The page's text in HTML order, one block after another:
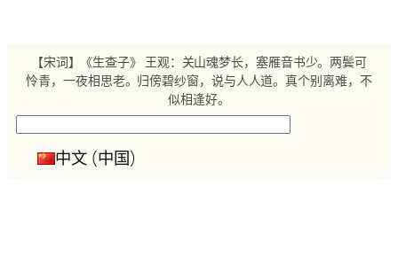
【宋词】《生查子》 王观：关山魂梦长，塞雁音书少。两鬓可
怜青，一夜相思老。归傍碧纱窗，说与人人道。真个别离难，不
似相逢好。
中文 (中国)